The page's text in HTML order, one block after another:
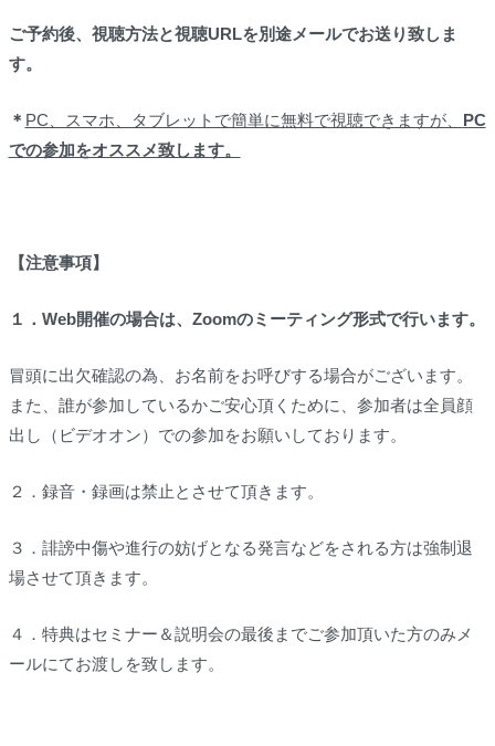
ご予約後、視聴方法と視聴URLを別途メールでお送り致しま
す。
＊ PC、スマホ、タブレットで簡単に無料で視聴できますが、 PC
での参加をオススメ致します。
【注意事項】
１．Web開催の場合は、Zoomのミーティング形式で行います。
冒頭に出欠確認の為、お名前をお呼びする場合がございます。
また、誰が参加しているかご安心頂くために、参加者は全員顔
出し（ビデオオン）での参加をお願いしております。
２．録音・録画は禁止とさせて頂きます。
３．誹謗中傷や進行の妨げとなる発言などをされる方は強制退
場させて頂きます。
４．特典はセミナー＆説明会の最後までご参加頂いた方のみメ
ールにてお渡しを致します。